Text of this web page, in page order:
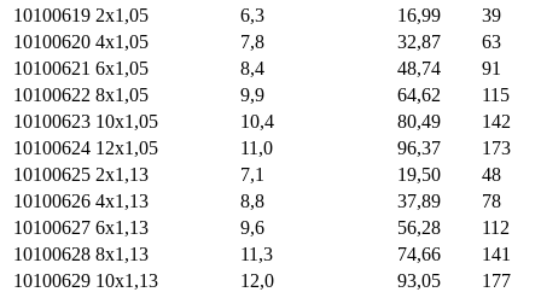
10100619 2х1,05 6,3 16,99
39
10100620 4х1,05 7,8 32,87
63
10100621 6х1,05 8,4 48,74
91
10100622 8х1,05 9,9 64,62
115
10100623 10х1,05 10,4 80,49
142
10100624 12х1,05 11,0 96,37
173
10100625 2х1,13 7,1 19,50
48
10100626 4х1,13 8,8 37,89
78
10100627 6х1,13 9,6 56,28
112
10100628 8х1,13 11,3 74,66
141
10100629 10х1,13 12,0 93,05
177